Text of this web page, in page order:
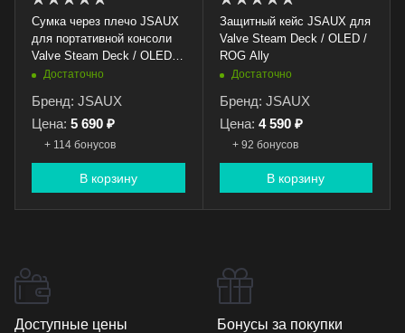
Сумка через плечо JSAUX
для портативной консоли
Valve Steam Deck / OLED /
Nintendo Switch / PS Porta
Достаточно
Бренд: JSAUX
Цена: 5 690 ₽
+ 114 бонусов
В корзину
Защитный кейс JSAUX для
Valve Steam Deck / OLED /
ROG Ally
Достаточно
Бренд: JSAUX
Цена: 4 590 ₽
+ 92 бонусов
В корзину
Доступные цены
Бонусы за покупки